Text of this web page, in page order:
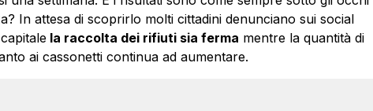
In attesa di scoprirlo molti cittadini denunciano sui social
la raccolta dei rifiuti sia ferma mentre la quantità di
ai cassonetti continua ad aumentare.